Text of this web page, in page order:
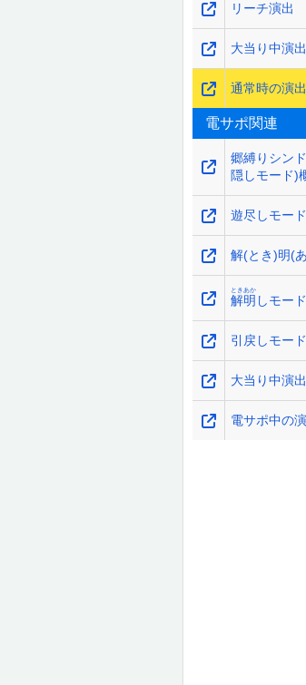
リーチ演出
大当り中演
通常時の演
電サポ関連
郷縛りシン
隠しモード)
遊尽しモー
解(とき)明(
解
とき
明
あか
しモー
引戻しモー
大当り中演
電サポ中の